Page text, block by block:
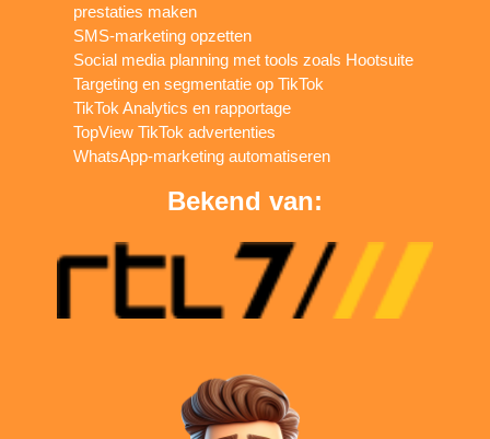
prestaties maken
SMS-marketing opzetten
Social media planning met tools zoals Hootsuite
Targeting en segmentatie op TikTok
TikTok Analytics en rapportage
TopView TikTok advertenties
WhatsApp-marketing automatiseren
Bekend van: